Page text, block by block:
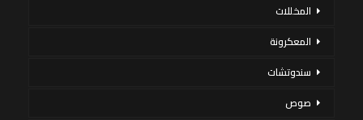
المخللات
المعكرونة
سندوتشات
صوص